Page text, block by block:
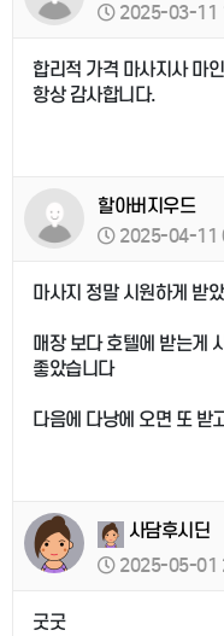
2025-03-11
합리적 가격 마사지사 마
항상 감사합니다.
할아버지우드
2025-04-11
마사지 정말 시원하게 받
매장 보다 호텔에 받는게
좋았습니다
다음에 다낭에 오면 또 받
사담후시딘
2025-05-01
굿굿